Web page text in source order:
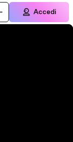
Accedi